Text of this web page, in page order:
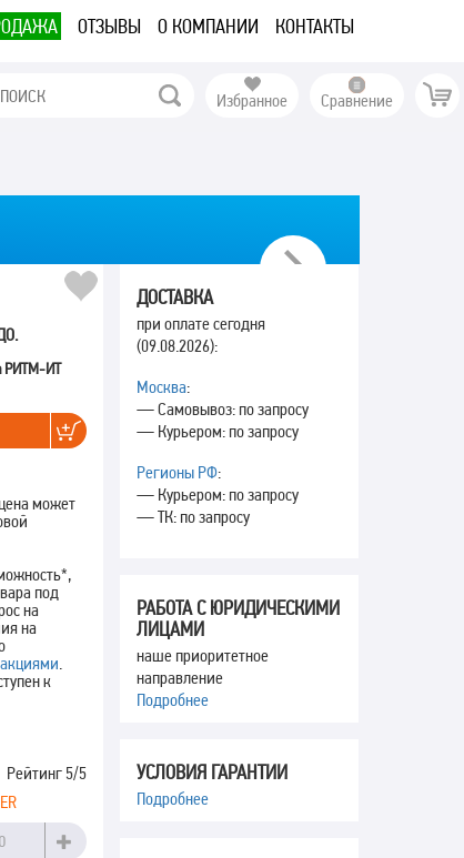
ОТЗЫВЫ О КОМПАНИИ КОНТАКТЫ
Избранное Сравнение
Next
РИТМ-ИТ
может
под
на
на
.
к
Рейтинг 5/5
ДОСТАВКА
при оплате сегодня
(09.08.2026):
Москва:
— Самовывоз: по запросу
— Курьером: по запросу
Регионы РФ:
— Курьером: по запросу
— ТК: по запросу
РАБОТА С ЮРИДИЧЕСКИМИ
ЛИЦАМИ
наше приоритетное
направление
Подробнее
УСЛОВИЯ ГАРАНТИИ
Подробнее